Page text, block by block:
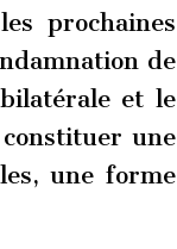
prochaines
de
et le
une
une forme